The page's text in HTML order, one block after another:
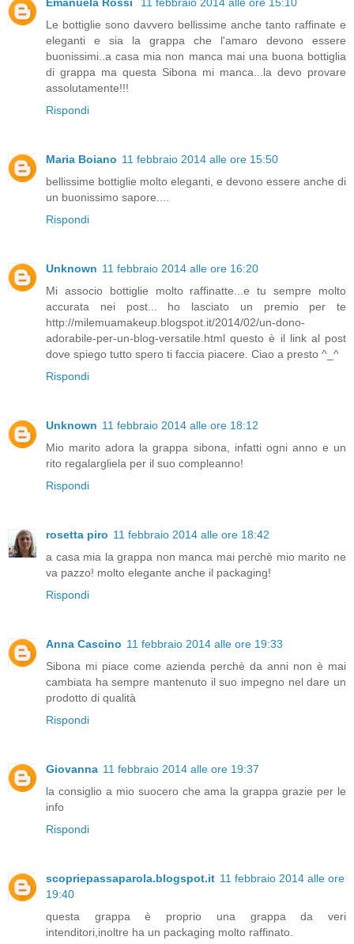
Le bottiglie sono davvero bellissime anche tanto raffinate e
eleganti e sia la grappa che l'amaro devono essere
buonissimi..a casa mia non manca mai una buona bottiglia
di grappa ma questa Sibona mi manca...la devo provare
assolutamente!!!
Rispondi
Maria Boiano 11 febbraio 2014 alle ore 15:50
bellissime bottiglie molto eleganti, e devono essere anche di
un buonissimo sapore....
Rispondi
Unknown 11 febbraio 2014 alle ore 16:20
Mi associo bottiglie molto raffinatte...e tu sempre molto
accurata nei post... ho lasciato un premio per te
http://milemuamakeup.blogspot.it/2014/02/un-dono-
adorabile-per-un-blog-versatile.html questo è il link al post
dove spiego tutto spero ti faccia piacere. Ciao a presto ^_^
Rispondi
Unknown 11 febbraio 2014 alle ore 18:12
Mio marito adora la grappa sibona, infatti ogni anno e un
rito regalargliela per il suo compleanno!
Rispondi
rosetta piro 11 febbraio 2014 alle ore 18:42
a casa mia la grappa non manca mai perchè mio marito ne
va pazzo! molto elegante anche il packaging!
Rispondi
Anna Cascino 11 febbraio 2014 alle ore 19:33
Sibona mi piace come azienda perchè da anni non è mai
cambiata ha sempre mantenuto il suo impegno nel dare un
prodotto di qualità
Rispondi
Giovanna 11 febbraio 2014 alle ore 19:37
la consiglio a mio suocero che ama la grappa grazie per le
info
Rispondi
scopriepassaparola.blogspot.it 11 febbraio 2014 alle ore
19:40
questa grappa è proprio una grappa da veri
intenditori,inoltre ha un packaging molto raffinato.